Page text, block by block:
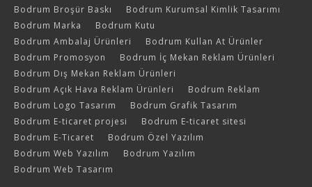
Bodrum Broşür Baskı
Bodrum Kurumsal Kimlik Tasarımı
Bodrum Marka
Bodrum Kutu
Bodrum Ambalaj Ürünleri
Bodrum Kullan At Ürünler
Bodrum Promosyon
Bodrum İç Mekan Reklam Ürünleri
Bodrum Dış Mekan Reklam Ürünleri
Bodrum Açık Hava Reklam Ürünleri
Bodrum Reklam
Bodrum Logo Tasarım
Bodrum Grafik Tasarım
Bodrum E-ticaret projesi
Bodrum E-ticaret sitesi
Bodrum E-Ticaret
Bodrum Özel Yazılım
Bodrum Web Yazılım
Bodrum Yazılım
Bodrum Web Tasarım